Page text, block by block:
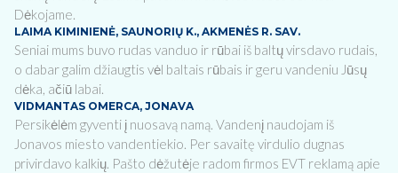
Dėkojame.
LAIMA KIMINIENĖ, SAUNORIŲ K., AKMENĖS R. SAV.
Seniai mums buvo rudas vanduo ir rūbai iš baltų virsdavo rudais,
o dabar galim džiaugtis vėl baltais rūbais ir geru vandeniu Jūsų
dėka, ačiū labai.
VIDMANTAS OMERCA, JONAVA
Persikėlėm gyventi į nuosavą namą. Vandenį naudojam iš
Jonavos miesto vandentiekio. Per savaitę virdulio dugnas
privirdavo kalkių. Pašto dėžutėje radom firmos EVT reklamą apie